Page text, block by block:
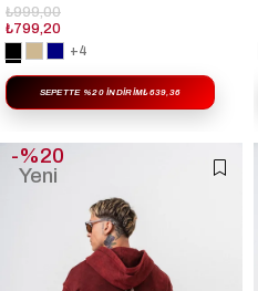
₺799,20
₺999,00
+4
SEPETTE %20 İNDIRIM₺639,36
%20
Yeni